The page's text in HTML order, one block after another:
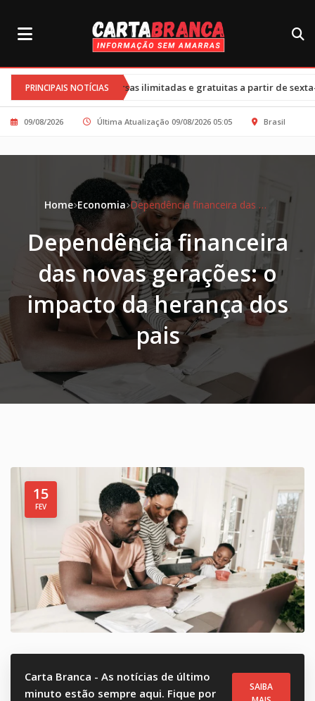
PRINCIPAIS NOTÍCIAS
ilimitadas e gratuitas a partir de sexta-feira•Cortes nos
09/08/2026 Última Atualização 09/08/2026 05:05 Brasil
Home Economia Dependência financeira das novas gerações: o impacto da herança dos pais
Dependência financeira
das novas gerações: o
impacto da herança dos
pais
15
FEV
Carta Branca - As notícias de último
minuto estão sempre aqui. Fique por
SAIBA